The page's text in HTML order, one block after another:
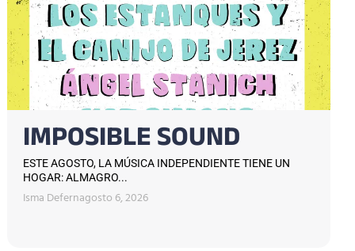
IMPOSIBLE SOUND
ESTE AGOSTO, LA MÚSICA INDEPENDIENTE TIENE UN
HOGAR: ALMAGRO...
Isma Defernagosto 6, 2026